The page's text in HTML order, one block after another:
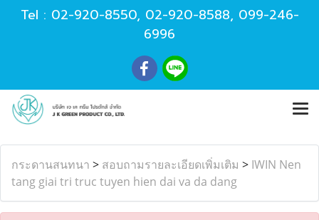
Tel : 02-920-8550, 02-920-8588, 099-246-
6996
กระดานสนทนา > สอบถามรายละเอียดเพิ่มเติม > IWIN Nen
tang giai tri truc tuyen hien dai va da dang